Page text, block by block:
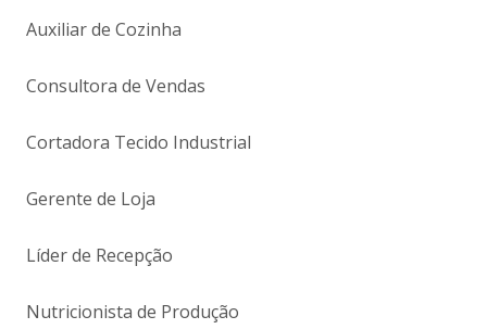
Auxiliar de Cozinha
Consultora de Vendas
Cortadora Tecido Industrial
Gerente de Loja
Líder de Recepção
Nutricionista de Produção